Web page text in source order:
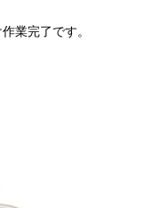
業完了です。